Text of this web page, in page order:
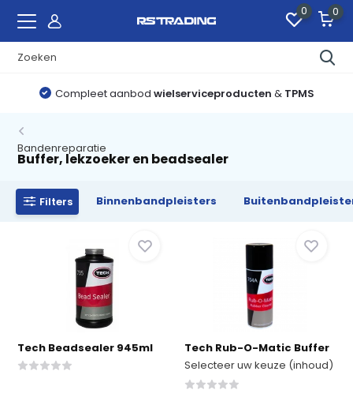
0 0
Compleet aanbod wielserviceproducten & TPMS
Bandenreparatie
Buffer, lekzoeker en beadsealer
Filters Binnenbandpleisters
Tech Beadsealer 945ml
Tech Rub-O-Matic Buffer
Selecteer uw keuze (inhoud)